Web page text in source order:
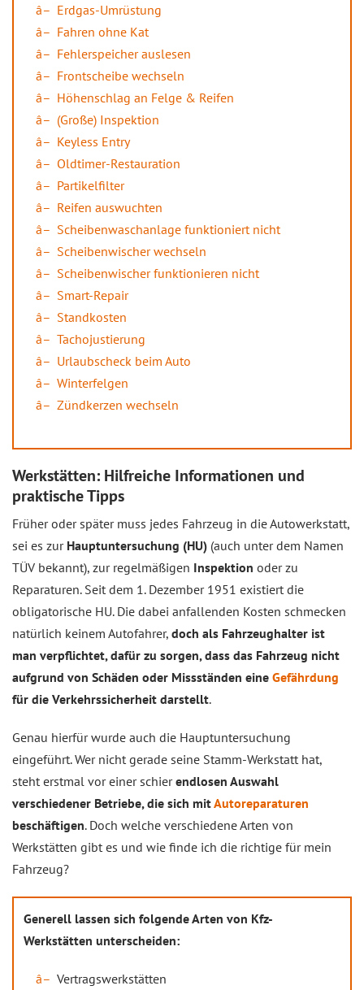
Erdgas-Umrüstung
Fahren ohne Kat
Fehlerspeicher auslesen
Frontscheibe wechseln
Höhenschlag an Felge & Reifen
(Große) Inspektion
Keyless Entry
Oldtimer-Restauration
Partikelfilter
Reifen auswuchten
Scheibenwaschanlage funktioniert nicht
Scheibenwischer wechseln
Scheibenwischer funktionieren nicht
Smart-Repair
Standkosten
Tachojustierung
Urlaubscheck beim Auto
Winterfelgen
Zündkerzen wechseln
Werkstätten: Hilfreiche Informationen und
praktische Tipps
Früher oder später muss jedes Fahrzeug in die Autowerkstatt,
sei es zur Hauptuntersuchung (HU) (auch unter dem Namen
TÜV bekannt), zur regelmäßigen Inspektion oder zu
Reparaturen. Seit dem 1. Dezember 1951 existiert die
obligatorische HU. Die dabei anfallenden Kosten schmecken
natürlich keinem Autofahrer, doch als Fahrzeughalter ist
man verpflichtet, dafür zu sorgen, dass das Fahrzeug nicht
aufgrund von Schäden oder Missständen eine Gefährdung
für die Verkehrssicherheit darstellt.
Genau hierfür wurde auch die Hauptuntersuchung
eingeführt. Wer nicht gerade seine Stamm-Werkstatt hat,
steht erstmal vor einer schierendlosen Auswahl
verschiedener Betriebe, die sich mitAutoreparaturen
beschäftigen. Doch welche verschiedene Arten von
Werkstätten gibt es und wie finde ich die richtige für mein
Fahrzeug?
Generell lassen sich folgende Arten von Kfz-
Werkstätten unterscheiden:
Vertragswerkstätten